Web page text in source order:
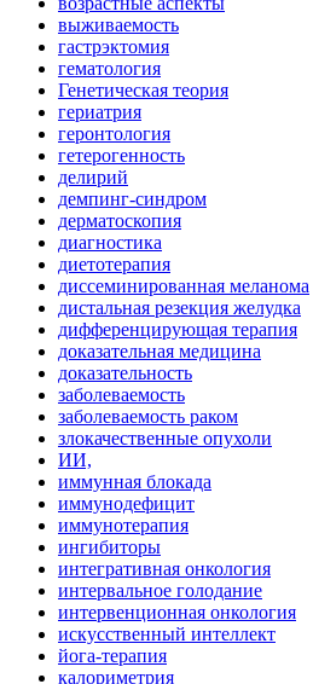
выживаемость
гастрэктомия
гематология
Генетическая теория
гериатрия
геронтология
гетерогенность
делирий
демпинг-синдром
дерматоскопия
диагностика
диетотерапия
диссеминированная меланома
дистальная резекция желудка
дифференцирующая терапия
доказательная медицина
доказательность
заболеваемость
заболеваемость раком
злокачественные опухоли
ИИ,
иммунная блокада
иммунодефицит
иммунотерапия
ингибиторы
интегративная онкология
интервальное голодание
интервенционная онкология
искусственный интеллект
йога-терапия
калориметрия